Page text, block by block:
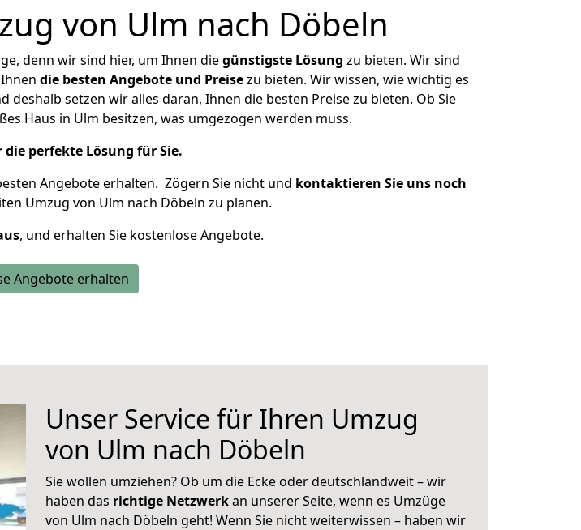
von Ulm nach Döbeln
denn wir sind hier, um Ihnen diegünstigste Lösung zu bieten. Wir sind
die besten Angebote und Preisezu bieten. Wir wissen, wie wichtig es
setzen wir alles daran, Ihnen die besten Preise zu bieten. Ob Sie
Haus in Ulm besitzen, was umgezogen werden muss.
perfekte Lösung für Sie.
Angebote erhalten. Zögern Sie nicht und kontaktieren Sie uns noch
Umzug von Ulm nach Döbeln zu planen.
, und erhalten Sie kostenlose Angebote.
Angebote erhalten
Unser Service für Ihren Umzug
von Ulm nach Döbeln
Sie wollen umziehen? Ob um die Ecke oder deutschlandweit – wir
haben das richtige Netzwerkan unserer Seite, wenn es Umzüge
von Ulm nach Döbeln geht! Wenn Sie nicht weiterwissen – haben wir